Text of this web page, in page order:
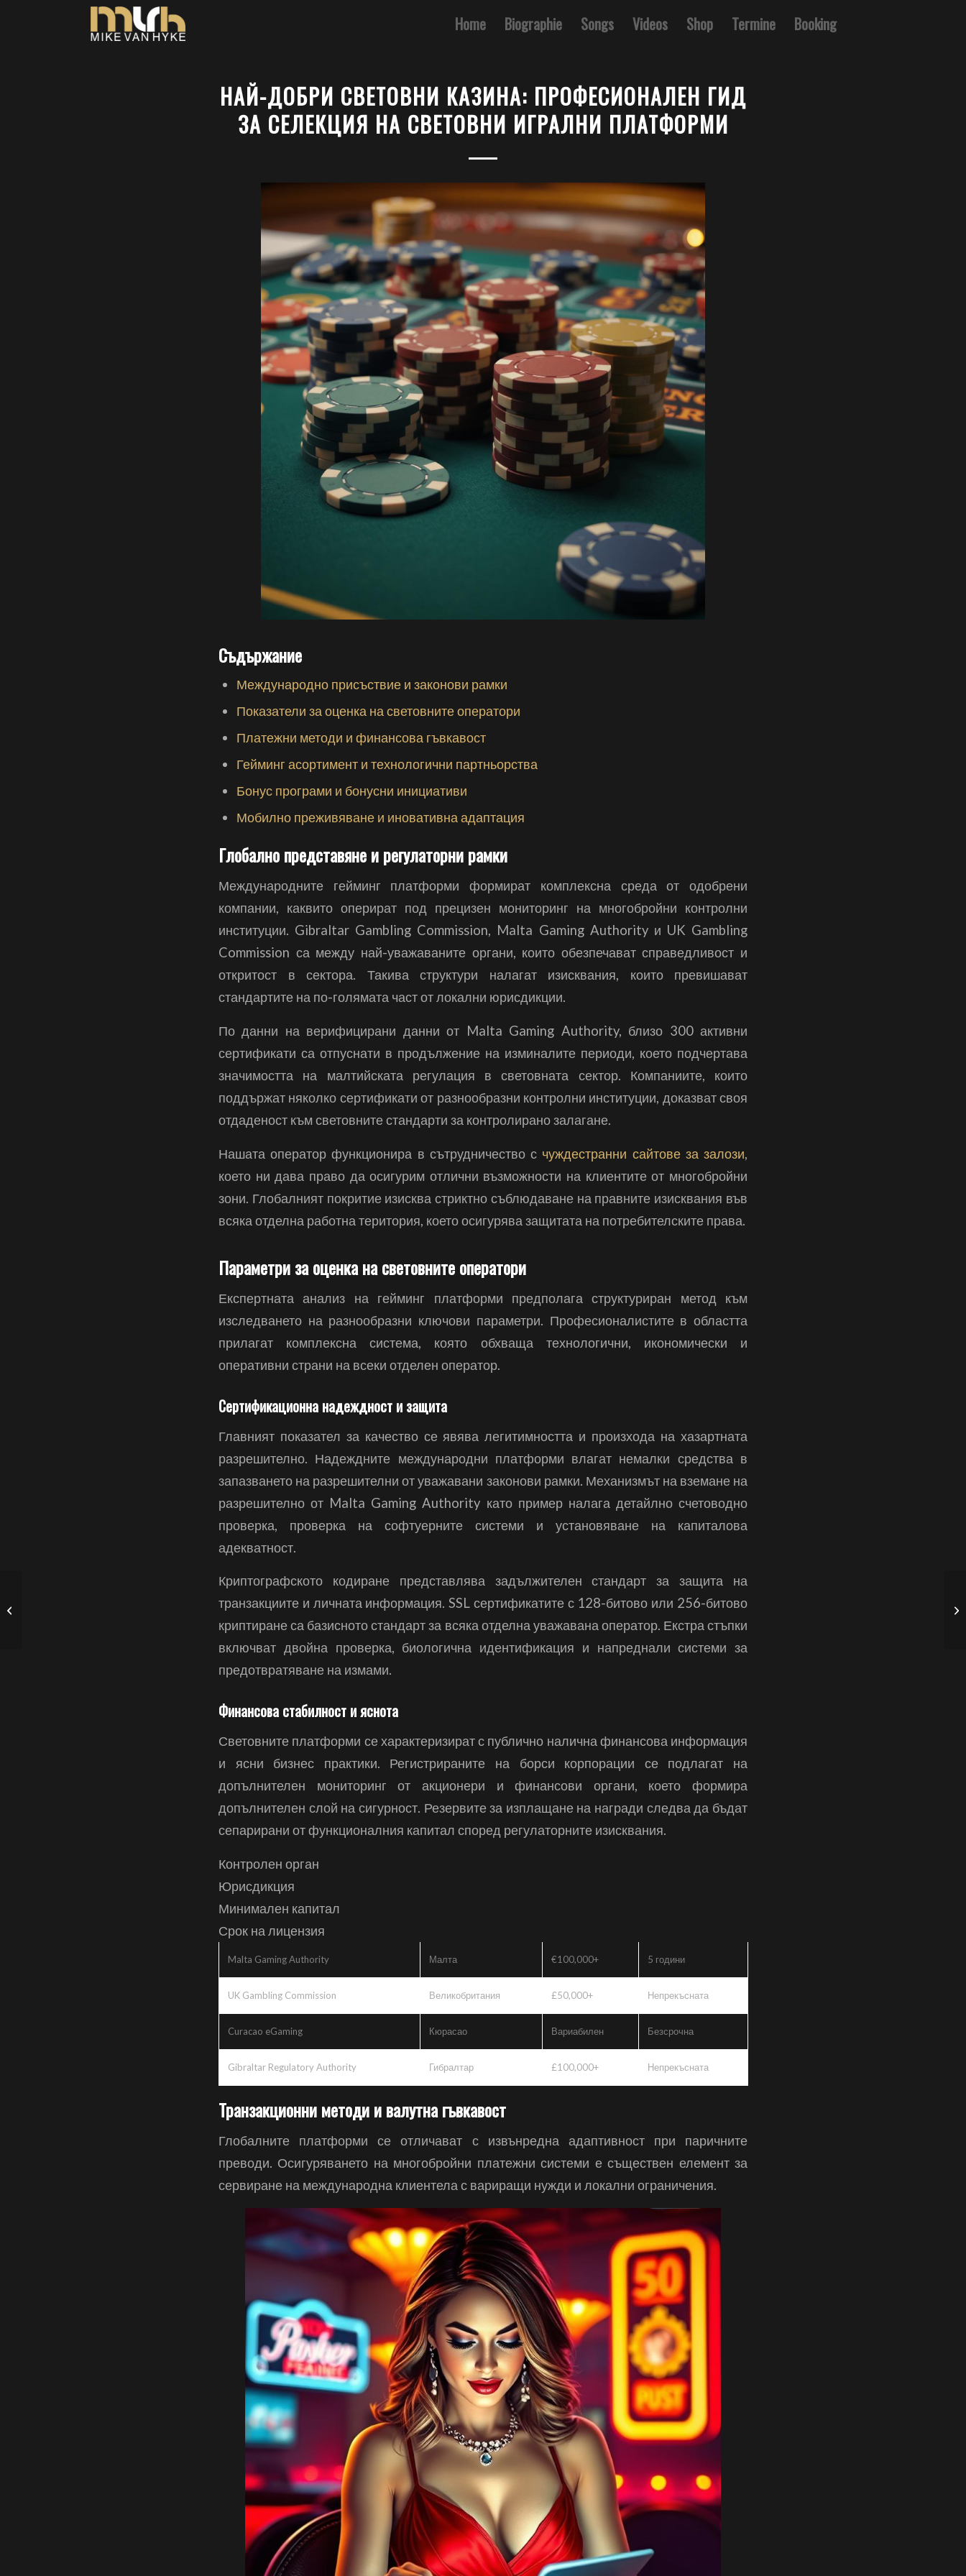
Home Biographie Songs Videos Shop Termine Booking
НАЙ-ДОБРИ СВЕТОВНИ КАЗИНА: ПРОФЕСИОНАЛЕН ГИД
ЗА СЕЛЕКЦИЯ НА СВЕТОВНИ ИГРАЛНИ ПЛАТФОРМИ
Съдържание
Международно присъствие и законови рамки
Показатели за оценка на световните оператори
Платежни методи и финансова гъвкавост
Гейминг асортимент и технологични партньорства
Бонус програми и бонусни инициативи
Мобилно преживяване и иновативна адаптация
Глобално представяне и регулаторни рамки
Международните гейминг платформи формират комплексна среда от одобрени
компании, каквито оперират под прецизен мониторинг на многобройни контролни
институции. Gibraltar Gambling Commission, Malta Gaming Authority и UK Gambling
Commission са между най-уважаваните органи, които обезпечават справедливост и
откритост в сектора. Такива структури налагат изисквания, които превишават
стандартите на по-голямата част от локални юрисдикции.
По данни на верифицирани данни от Malta Gaming Authority, близо 300 активни
сертификати са отпуснати в продължение на изминалите периоди, което подчертава
значимостта на малтийската регулация в световната сектор. Компаниите, които
поддържат няколко сертификати от разнообразни контролни институции, доказват своя
отдаденост към световните стандарти за контролирано залагане.
Нашата оператор функционира в сътрудничество с чуждестранни сайтове за залози,
което ни дава право да осигурим отлични възможности на клиентите от многобройни
зони. Глобалният покритие изисква стриктно съблюдаване на правните изисквания във
всяка отделна работна територия, което осигурява защитата на потребителските права.
Параметри за оценка на световните оператори
Експертната анализ на гейминг платформи предполага структуриран метод към
изследването на разнообразни ключови параметри. Професионалистите в областта
прилагат комплексна система, която обхваща технологични, икономически и
оперативни страни на всеки отделен оператор.
Сертификационна надеждност и защита
Главният показател за качество се явява легитимността и произхода на хазартната
разрешително. Надеждните международни платформи влагат немалки средства в
запазването на разрешителни от уважавани законови рамки. Механизмът на вземане на
разрешително от Malta Gaming Authority като пример налага детайлно счетоводно
проверка, проверка на софтуерните системи и установяване на капиталова
адекватност.
Криптографското кодиране представлява задължителен стандарт за защита на
транзакциите и личната информация. SSL сертификатите с 128-битово или 256-битово
криптиране са базисното стандарт за всяка отделна уважавана оператор. Екстра стъпки
включват двойна проверка, биологична идентификация и напреднали системи за
предотвратяване на измами.
Финансова стабилност и яснота
Световните платформи се характеризират с публично налична финансова информация
и ясни бизнес практики. Регистрираните на борси корпорации се подлагат на
допълнителен мониторинг от акционери и финансови органи, което формира
допълнителен слой на сигурност. Резервите за изплащане на награди следва да бъдат
сепарирани от функционалния капитал според регулаторните изисквания.
Контролен орган
Юрисдикция
Минимален капитал
Срок на лицензия
Malta Gaming Authority Малта €100,000+ 5 години
UK Gambling Commission Великобритания £50,000+ Непрекъсната
Curacao eGaming Кюрасао Вариабилен Безсрочна
Gibraltar Regulatory Authority Гибралтар £100,000+ Непрекъсната
Транзакционни методи и валутна гъвкавост
Глобалните платформи се отличават с извънредна адаптивност при паричните
преводи. Осигуряването на многобройни платежни системи е съществен елемент за
сервиране на международна клиентела с вариращи нужди и локални ограничения.